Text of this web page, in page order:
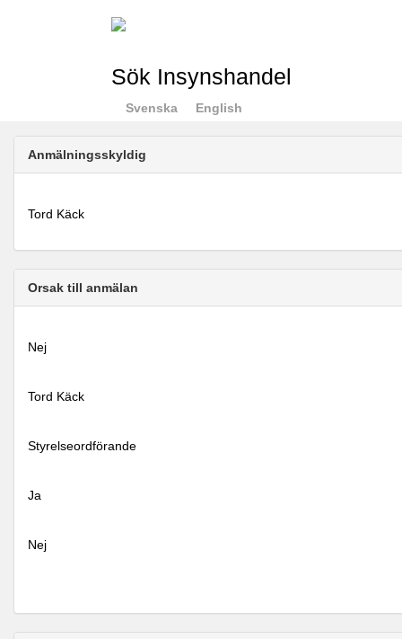
Sök Insynshandel
Svenska English
Anmälningsskyldig
Tord Käck
Orsak till anmälan
Nej
Tord Käck
Styrelseordförande
Ja
Nej